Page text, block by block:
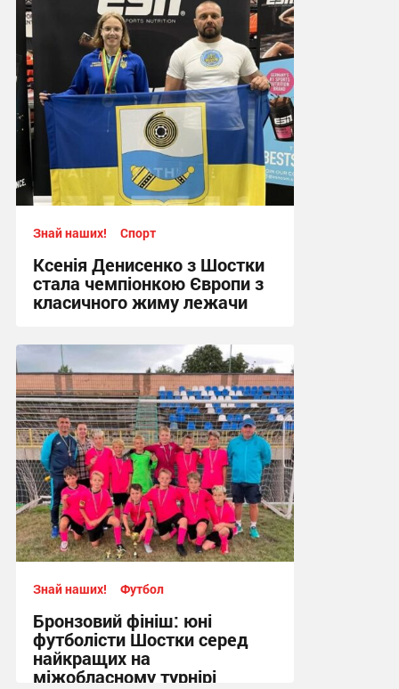
Знай наших! Спорт
Ксенія Денисенко з Шостки
стала чемпіонкою Європи з
класичного жиму лежачи
17:09, 4.08.2026
Знай наших! Футбол
Бронзовий фініш: юні
футболісти Шостки серед
найкращих на
міжобласному турнірі